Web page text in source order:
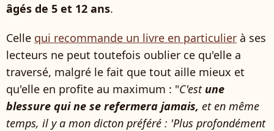
âgés de 5 et 12 ans.
Celle qui recommande un livre en particulier à ses
lecteurs ne peut toutefois oublier ce qu'elle a
traversé, malgré le fait que tout aille mieux et
qu'elle en profite au maximum : "C'est une
blessure qui ne se refermera jamais, et en même
temps, il y a mon dicton préféré : 'Plus profondément